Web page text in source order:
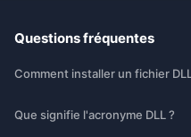
Questions fréquentes
Comment installer un fichier
Que signifie l'acronyme DLL ?